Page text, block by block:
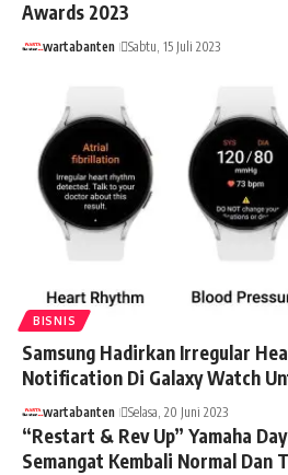
Awards 2023
wartabanten Sabtu, 15 Juli 2023
BISNIS
Samsung Hadirkan Irregular
Notification Di Galaxy Watch
wartabanten Selasa, 20 Juni 2023
“Restart & Rev Up” Yamaha
Semangat Kembali Normal Dan